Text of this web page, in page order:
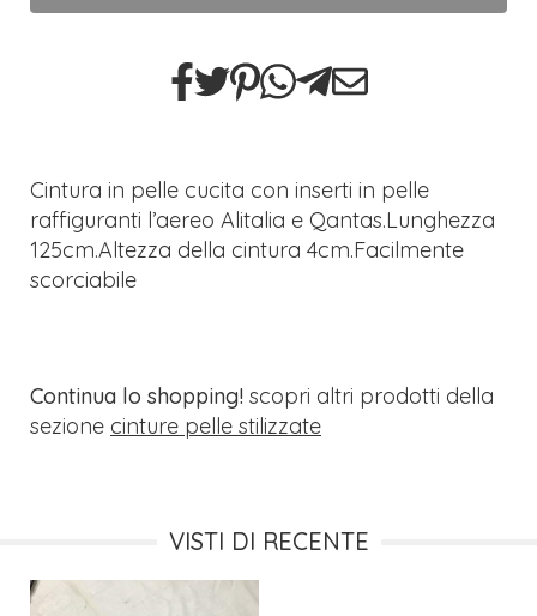
Cintura in pelle cucita con inserti in pelle
raffiguranti l’aereo Alitalia e Qantas.Lunghezza
125cm.Altezza della cintura 4cm.Facilmente
scorciabile
Continua lo shopping! scopri altri prodotti della
sezione cinture pelle stilizzate
VISTI DI RECENTE